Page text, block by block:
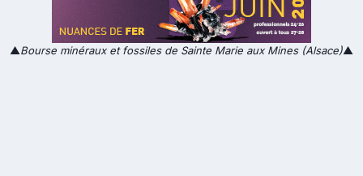
▲Bourse minéraux et fossiles de Sainte Marie aux Mines (Alsace)▲